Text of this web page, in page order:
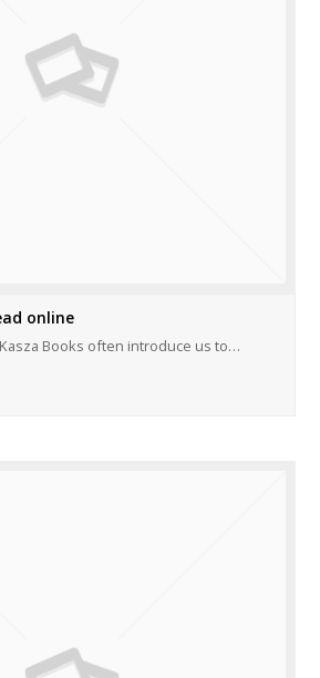
online
Kasza Books often introduce us to…